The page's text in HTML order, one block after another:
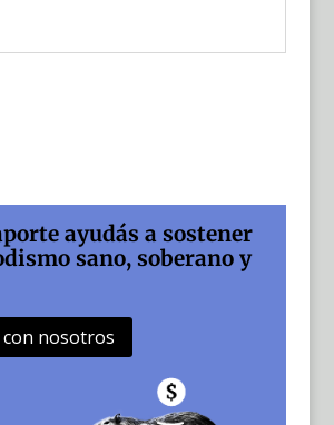
ayudás a sostener
sano, soberano y
con nosotros